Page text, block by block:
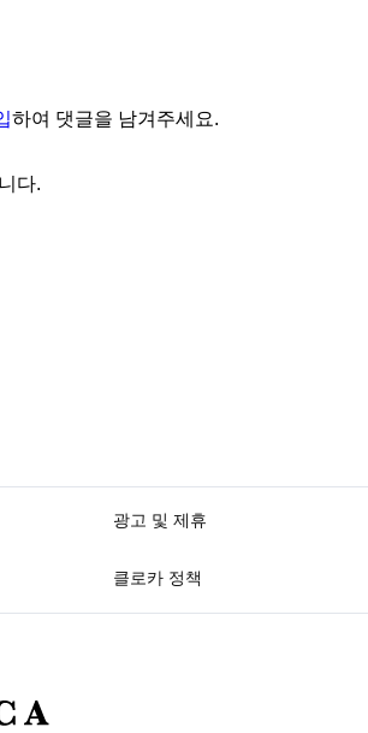
하여 댓글을 남겨주세요.
다.
광고 및 제휴
클로카 정책